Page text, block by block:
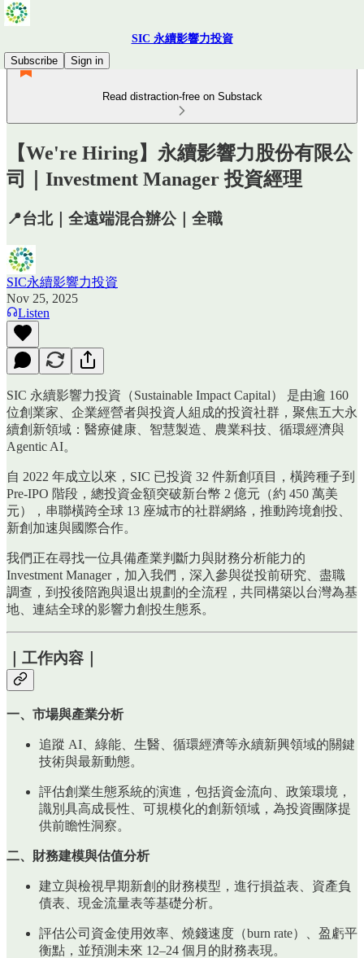
SIC 永續影響力投資
Subscribe
Sign in
Read distraction-free on Substack
【We're Hiring】永續影響力股份有限公
司｜Investment Manager 投資經理
📍台北｜全遠端混合辦公｜全職
SIC永續影響力投資
Nov 25, 2025
Listen
SIC 永續影響力投資（Sustainable Impact Capital） 是由逾 160
位創業家、企業經營者與投資人組成的投資社群，聚焦五大永
續創新領域：醫療健康、智慧製造、農業科技、循環經濟與
Agentic AI。
自 2022 年成立以來，SIC 已投資 32 件新創項目，橫跨種子到
Pre-IPO 階段，總投資金額突破新台幣 2 億元（約 450 萬美
元），串聯橫跨全球 13 座城市的社群網絡，推動跨境創投、
新創加速與國際合作。
我們正在尋找一位具備產業判斷力與財務分析能力的
Investment Manager，加入我們，深入參與從投前研究、盡職
調查，到投後陪跑與退出規劃的全流程，共同構築以台灣為基
地、連結全球的影響力創投生態系。
｜工作內容｜
一、市場與產業分析
追蹤 AI、綠能、生醫、循環經濟等永續新興領域的關鍵
技術與最新動態。
評估創業生態系統的演進，包括資金流向、政策環境，
識別具高成長性、可規模化的創新領域，為投資團隊提
供前瞻性洞察。
二、財務建模與估值分析
建立與檢視早期新創的財務模型，進行損益表、資產負
債表、現金流量表等基礎分析。
評估公司資金使用效率、燒錢速度（burn rate）、盈虧平
衡點，並預測未來 12–24 個月的財務表現。